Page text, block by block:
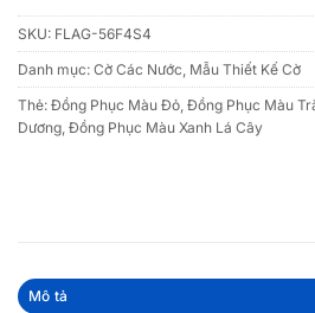
SKU: FLAG-56F4S4
Danh mục: Cờ Các Nước Mẫu Thiết Kế Cờ
Thẻ: Đồng Phục Màu Đỏ Đồng Phục Màu
Dương Đồng Phục Màu Xanh Lá Cây
Mô tả